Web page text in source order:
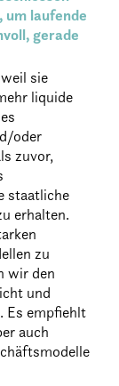
um laufende
gerade
sie
liquide
oder
zuvor,
staatliche
erhalten.
zu
wir den
und
Es empfiehlt
auch